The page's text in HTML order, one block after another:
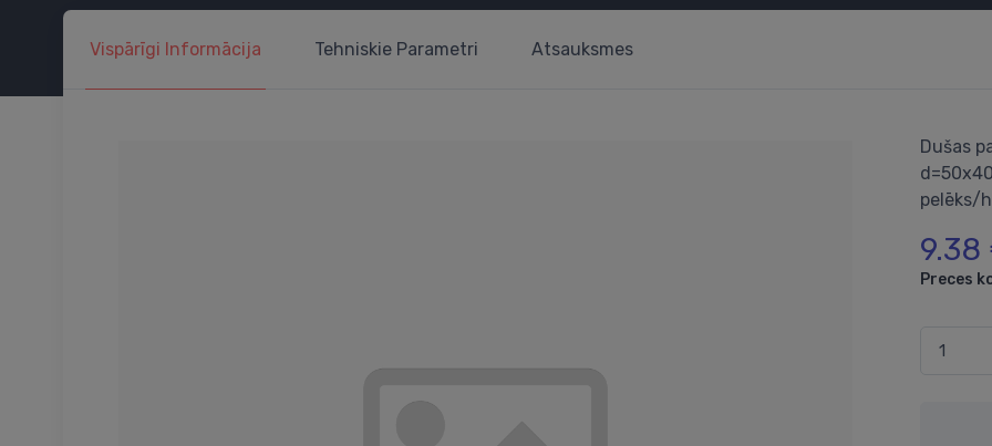
Vispārīgi Informācija Tehniskie Parametri Atsauksmes
Dušas
pelēks/
9.38
Preces